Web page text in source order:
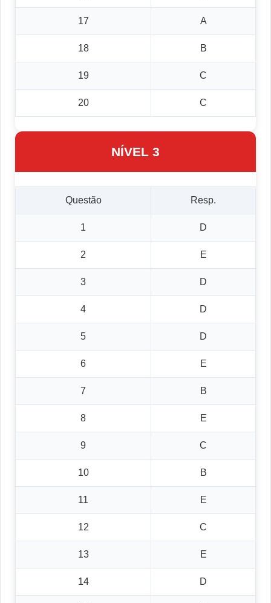
17 A
18 B
19 C
20 C
NÍVEL 3
Questão Resp.
1 D
2 E
3 D
4 D
5 D
6 E
7 B
8 E
9 C
10 B
11 E
12 C
13 E
14 D